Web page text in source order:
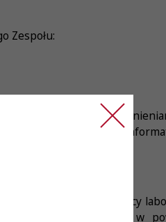
Zespołu:
z uzyskanymi
systemu
manualne w pracy
i sumienność w